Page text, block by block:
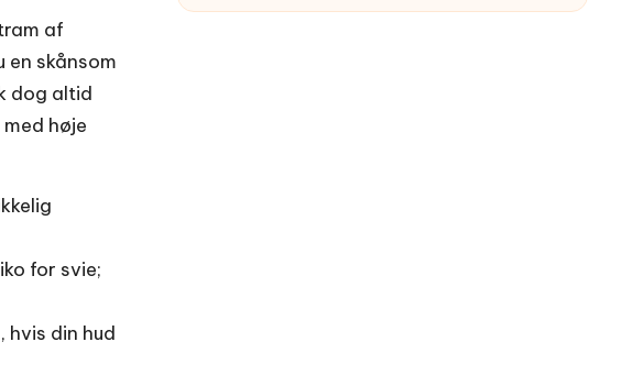
af
en skånsom
dog altid
høje
for svie;
din hud